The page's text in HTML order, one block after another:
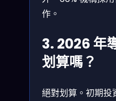
作。
3. 2026 年
划算嗎？
絕對划算。初期